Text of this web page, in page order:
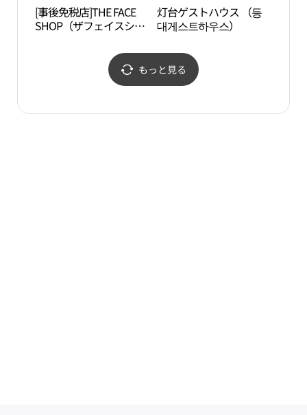
[事後免税店]THE FACE
SHOP（ザフェイスショ
店(더페이스샵 목포점)
灯台ゲストハウス （등
대게스트하우스）
もっと見る